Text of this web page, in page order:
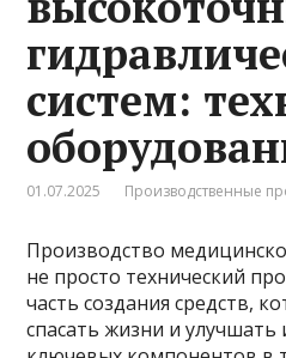
систем:
01.07.2025 Производственные
Производство
не просто технический
часть создания средств,
спасать жизни и улучшать